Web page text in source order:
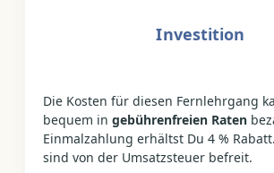
Investition
Die Kosten für diesen Fernlehrgang
bequem in gebührenfreien Raten
Einmalzahlung erhältst Du 4 %
sind von der Umsatzsteuer befreit.